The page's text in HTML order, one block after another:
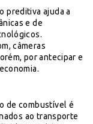
preditiva ajuda a
e de
câmeras
por antecipar e
de combustível é
ao transporte